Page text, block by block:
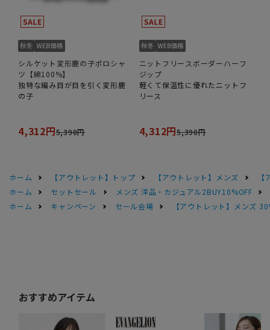
シルケット変形鹿の子ポロシャ
ツ【綿100%】
独特な編み目が目を引く変形鹿
の子
4,312円5,390円
ニットフリースボーダーハーフ
ジップ
軽くて保温性に優れたニットフ
リース
4,312円5,390円
ホーム 【アウトレット】トップ 【アウトレット】メンズ
ホーム
セットセール
メンズ 洋品・カジュアル2BUY10%OFF
ホーム
キャンペーン セール会場 【アウトレット】メンズ